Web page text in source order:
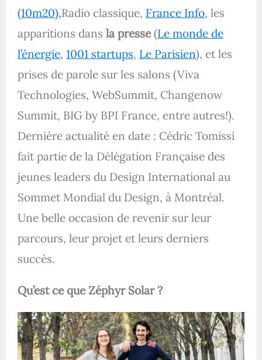
(10m20),Radio classique, France Info, les
apparitions dans la presse(Le monde de
l’énergie, 1001 startups, Le Parisien), et les
prises de parole sur les salons (Viva
Technologies, WebSummit, Changenow
Summit, BIG by BPI France, entre autres!).
Dernière actualité en date : Cédric Tomissi
fait partie de la Délégation Française des
jeunes leaders du Design International au
Sommet Mondial du Design, à Montréal.
Une belle occasion de revenir sur leur
parcours, leur projet et leurs derniers
succès.
Qu’est ce que Zéphyr Solar ?